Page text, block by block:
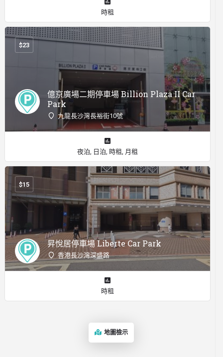
時租
億京廣場二期停車場 Billion Plaza II Car
Park
九龍長沙灣長裕街10號
$23
夜泊, 日泊, 時租, 月租
昇悅居停車場 Liberte Car Park
香港長沙灣深盛路
$15
時租
地圖檢示